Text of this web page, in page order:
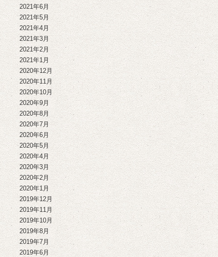
2021年6月
2021年5月
2021年4月
2021年3月
2021年2月
2021年1月
2020年12月
2020年11月
2020年10月
2020年9月
2020年8月
2020年7月
2020年6月
2020年5月
2020年4月
2020年3月
2020年2月
2020年1月
2019年12月
2019年11月
2019年10月
2019年8月
2019年7月
2019年6月